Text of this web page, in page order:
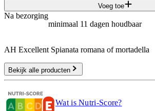
Voeg toe
Na bezorging
minimaal 11 dagen houdbaar
AH Excellent Spianata romana of mortadella
Bekijk alle producten
Wat is Nutri-Score?